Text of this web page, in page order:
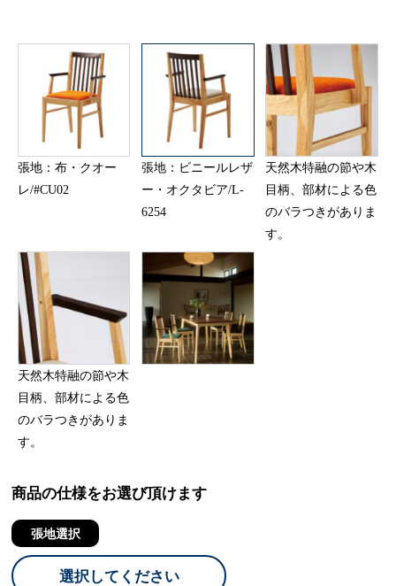
張地：布・クオー
レ/#CU02
張地：ビニールレザ
ー・オクタビア/L-
6254
天然木特融の節や木
目柄、部材による色
のバラつきがありま
す。
天然木特融の節や木
目柄、部材による色
のバラつきがありま
す。
商品の仕様をお選び頂けます
張地選択
選択してください